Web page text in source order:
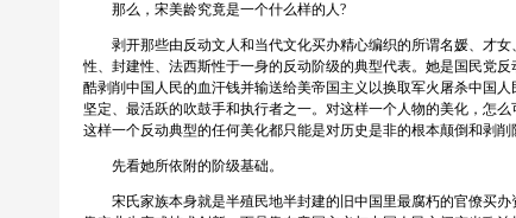
那么，宋美龄究竟是一个什么样的人?
剥开那些由反动文人和当代文化买办精心编织的所谓名媛、才女
性、封建性、法西斯性于一身的反动阶级的典型代表。她是国民党
酷剥削中国人民的血汗钱并输送给美帝国主义以换取军火屠杀中国
坚定、最活跃的吹鼓手和执行者之一。对这样一个人物的美化，怎
这样一个反动典型的任何美化都只能是对历史是非的根本颠倒和剥削
先看她所依附的阶级基础。
宋氏家族本身就是半殖民地半封建的旧中国里最腐朽的官僚买办